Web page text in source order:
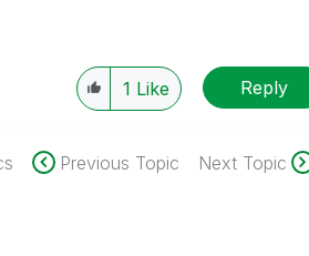
1 Like Reply
Previous Topic Next Topic